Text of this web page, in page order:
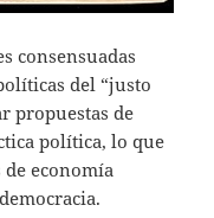
consensuadas
del “justo
propuestas de
política, lo que
economía